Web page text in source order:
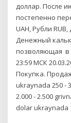
доллар. После
постепенно
UAH, Рубли
Денежный
позволяющая в
23:59 МСК
Покупка.
ukraynada 250 -
2.000 - 2.500
dolar ukraynada